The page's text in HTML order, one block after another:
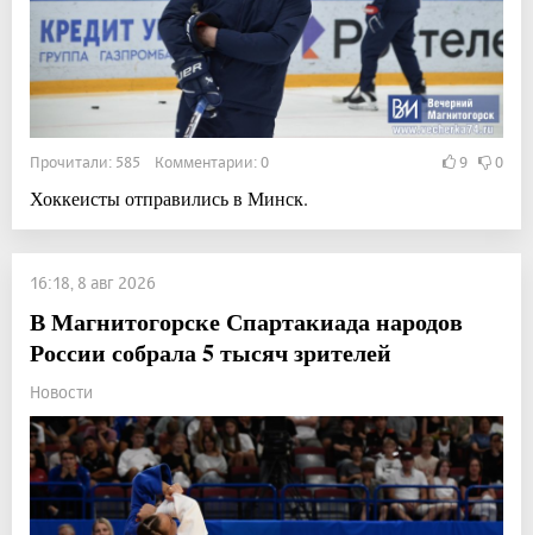
Прочитали: 585 Комментарии: 0 9 0
Хоккеисты отправились в Минск.
16:18, 8 авг 2026
В Магнитогорске Спартакиада народов
России собрала 5 тысяч зрителей
Новости